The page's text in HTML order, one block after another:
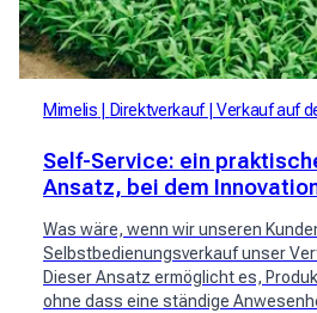
Mimelis Direktverkauf Verkauf auf
Self-Service: ein
Ansatz, bei dem
Was wäre, wenn wir unseren
Selbstbedienungsverkauf unser
Dieser Ansatz ermöglicht es,
ohne dass eine ständige